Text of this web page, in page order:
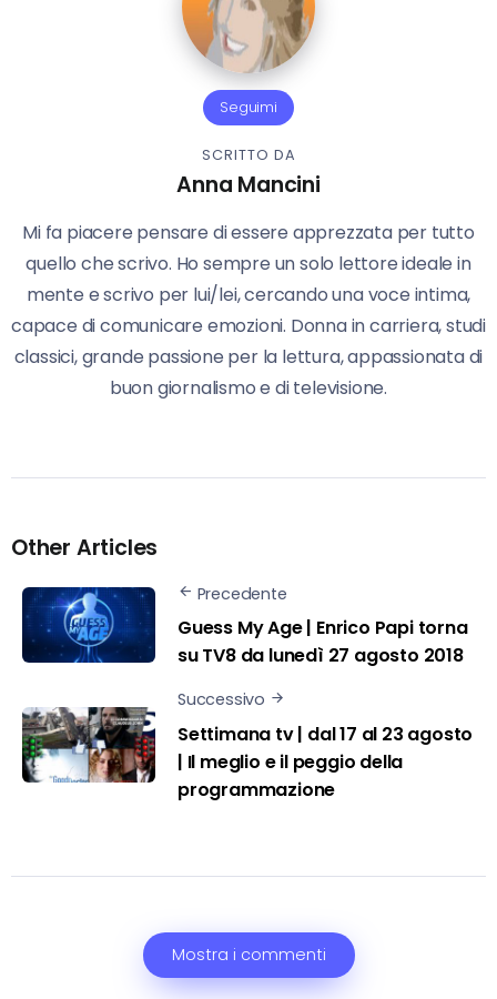
Seguimi
SCRITTO DA
Anna Mancini
Mi fa piacere pensare di essere apprezzata per tutto
quello che scrivo. Ho sempre un solo lettore ideale in
mente e scrivo per lui/lei, cercando una voce intima,
capace di comunicare emozioni. Donna in carriera, studi
classici, grande passione per la lettura, appassionata di
buon giornalismo e di televisione.
Other Articles
Precedente
Guess My Age | Enrico Papi torna
su TV8 da lunedì 27 agosto 2018
Successivo
Settimana tv | dal 17 al 23 agosto
| Il meglio e il peggio della
programmazione
Mostra i commenti